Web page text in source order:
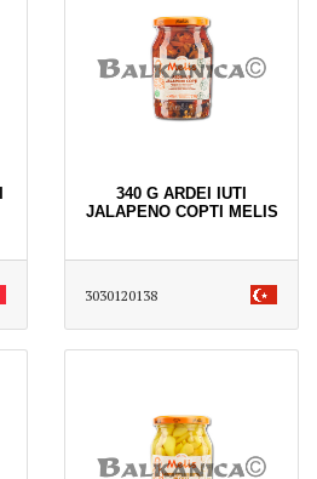
340 G ARDEI IUTI
JALAPENO COPTI MELIS
3030120138